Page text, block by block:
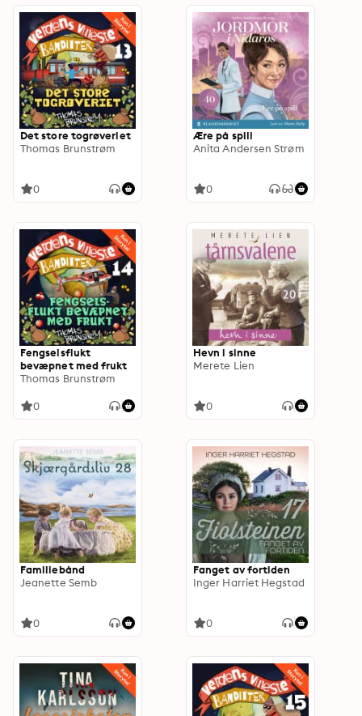
Det store togrøveriet
Thomas Brunstrøm
0
Ære på spill
Anita Andersen Strøm
0
Fengselsflukt
bevæpnet med frukt
Thomas Brunstrøm
0
Hevn i sinne
Merete Lien
0
Familiebånd
Jeanette Semb
0
Fanget av fortiden
Inger Harriet Hegstad
0